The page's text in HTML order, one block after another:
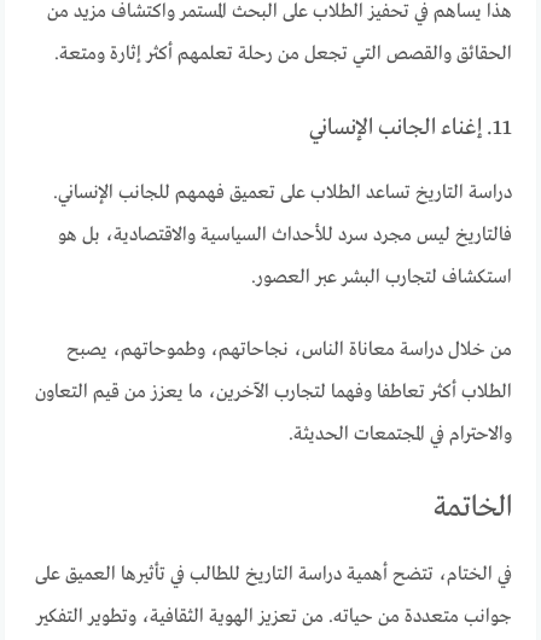
هذا يساهم في تحفيز الطلاب على البحث المستمر واكتشاف مزيد من
الحقائق والقصص التي تجعل من رحلة تعلمهم أكثر إثارة ومتعة.
11. إغناء الجانب الإنساني
دراسة التاريخ تساعد الطلاب على تعميق فهمهم للجانب الإنساني.
فالتاريخ ليس مجرد سرد للأحداث السياسية والاقتصادية، بل هو
استكشاف لتجارب البشر عبر العصور.
من خلال دراسة معاناة الناس، نجاحاتهم، وطموحاتهم، يصبح
الطلاب أكثر تعاطفا وفهما لتجارب الآخرين، ما يعزز من قيم التعاون
والاحترام في المجتمعات الحديثة.
الخاتمة
في الختام، تتضح أهمية دراسة التاريخ للطالب في تأثيرها العميق على
جوانب متعددة من حياته. من تعزيز الهوية الثقافية، وتطوير التفكير